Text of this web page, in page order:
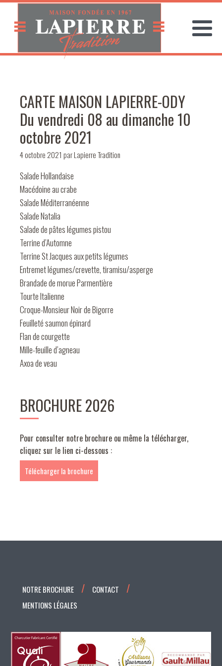
CARTE MAISON LAPIERRE-ODY
Du vendredi 08 au dimanche 10
octobre 2021
4 octobre 2021 parLapierre Tradition
Salade Hollandaise
Macédoine au crabe
Salade Méditerranéenne
Salade Natalia
Salade de pâtes légumes pistou
Terrine d’Automne
Terrine St Jacques aux petits légumes
Entremet légumes/crevette, tiramisu/asperge
Brandade de morue Parmentière
Tourte Italienne
Croque-Monsieur Noir de Bigorre
Feuilleté saumon épinard
Flan de courgette
Mille-feuille d’agneau
Axoa de veau
BROCHURE 2026
Pour consulter notre brochure ou même la télécharger,
cliquez sur le lien ci-dessous :
Télécharger la brochure
NOTRE BROCHURE
CONTACT
MENTIONS LÉGALES